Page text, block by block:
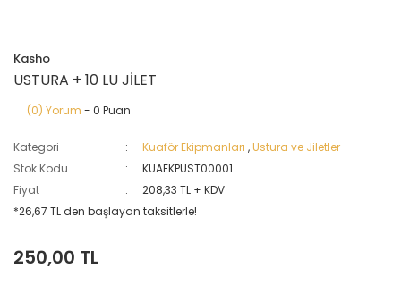
Kasho
USTURA + 10 LU JİLET
(0) Yorum - 0 Puan
Kategori Kuaför Ekipmanları ,Ustura ve Jiletler
Stok Kodu
KUAEKPUST00001
Fiyat
208,33 TL + KDV
*26,67 TL den başlayan taksitlerle!
250,00 TL